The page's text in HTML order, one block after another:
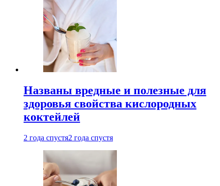
Названы вредные и полезные для
здоровья свойства кислородных
коктейлей
2 года спустя2 года спустя